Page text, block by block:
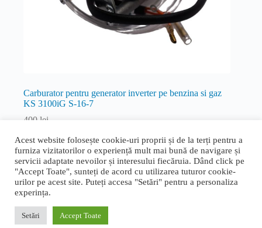
Carburator pentru generator inverter pe benzina si gaz
KS 3100iG S-16-7
400 lei
Inverter
Adaugă în coș
Termeni și condiții generale
cookie| Livrare, retur și garanție
Proudly designed byBogdan Bucur
Acest website folosește cookie-uri proprii și de la terți pentru a
furniza vizitatorilor o experiență mult mai bună de navigare și
servicii adaptate nevoilor și interesului fiecăruia. Dând click pe
"Accept Toate", sunteți de acord cu utilizarea tuturor cookie-
urilor pe acest site. Puteți accesa "Setări" pentru a personaliza
experința.
Setări Accept Toate